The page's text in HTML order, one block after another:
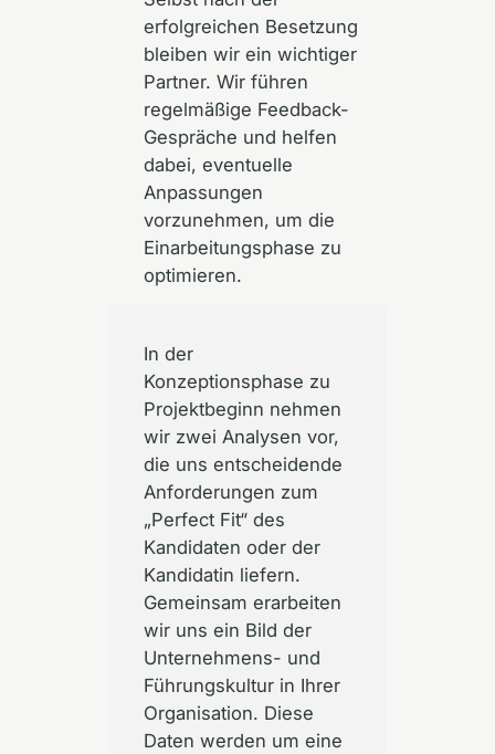
erfolgreichen Besetzung
bleiben wir ein wichtiger
Partner. Wir führen
regelmäßige Feedback-
Gespräche und helfen
dabei, eventuelle
Anpassungen
vorzunehmen, um die
Einarbeitungsphase zu
optimieren.
In der
Konzeptionsphase zu
Projektbeginn nehmen
wir zwei Analysen vor,
die uns entscheidende
Anforderungen zum
„Perfect Fit“ des
Kandidaten oder der
Kandidatin liefern.
Gemeinsam erarbeiten
wir uns ein Bild der
Unternehmens- und
Führungskultur in Ihrer
Organisation. Diese
Daten werden um eine